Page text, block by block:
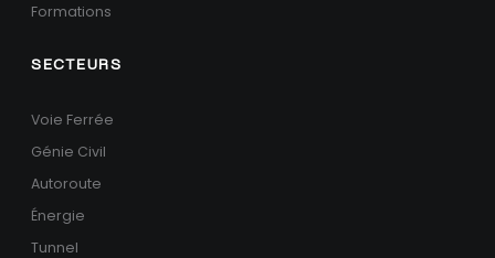
Formations
SECTEURS
Voie Ferrée
Génie Civil
Autoroute
Énergie
Tunnel